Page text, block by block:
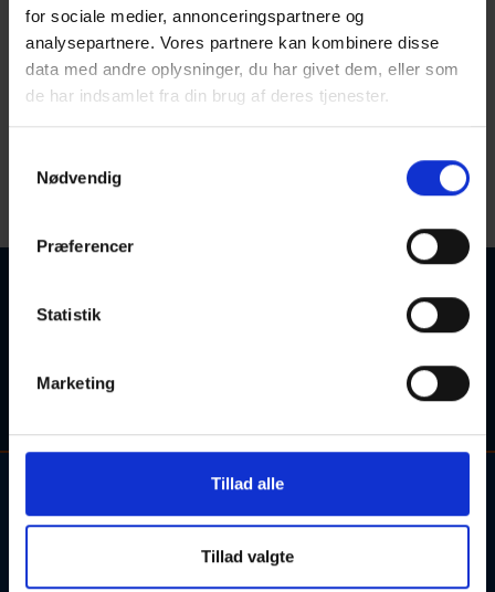
for sociale medier, annonceringspartnere og
analysepartnere. Vores partnere kan kombinere disse
data med andre oplysninger, du har givet dem, eller som
de har indsamlet fra din brug af deres tjenester.
Nødvendig
Præferencer
Statistik
Marketing
Tillad alle
Tillad valgte
S T U V X Y Z
Å *
eller søgeordet i en kortere sproglig form (fx. "engelsk" i
stedet for "engelskundervisning").
Kontakt og information om aftenskolehold, arrangementer og
tilmelding:
Alle henvendelser bedes rettet til de udbydende skoler.